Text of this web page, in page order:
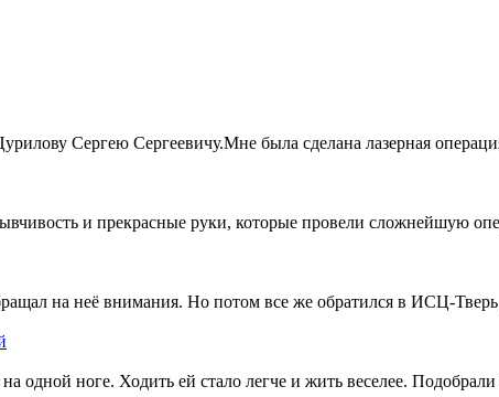
Сергею Сергеевичу.Мне была сделана лазерная
и прекрасные руки, которые провели сложнейшую
на неё внимания. Но потом все же обратился в ИСЦ-
одной ноге. Ходить ей стало легче и жить веселее.